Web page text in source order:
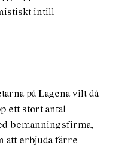
intill
på Lagena vilt då
ett stort antal
bemanningsfirma,
att erbjuda färre